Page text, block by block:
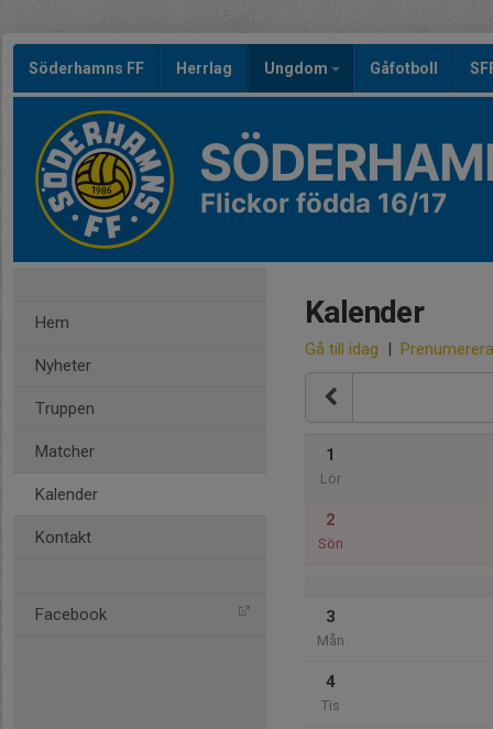
Söderhamns FF Herrlag Ungdom Gåfotboll
Flickor födda 16/17
Hem
Nyheter
Truppen
Matcher
Kalender
Kontakt
Facebook
Kalender
Gå till idag | Prenumerera
1
Lör
2
Sön
3
Mån
4
Tis